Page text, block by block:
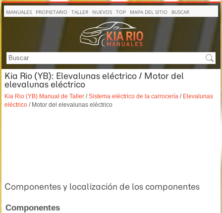
MANUALES PROPIETARIO TALLER NUEVOS TOP MAPA DEL SITIO BUSCAR
Kia Rio (YB): Elevalunas eléctrico / Motor del
elevalunas eléctrico
Kia Rio (YB) Manual de Taller /Sistema eléctrico de la carrocería / Elevalunas
eléctrico / Motor del elevalunas eléctrico
Componentes y localización de los componentes
Componentes